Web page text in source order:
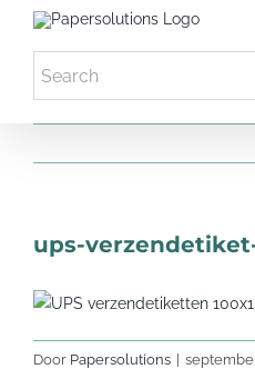
inhoud
ups-
Door Papersolutions